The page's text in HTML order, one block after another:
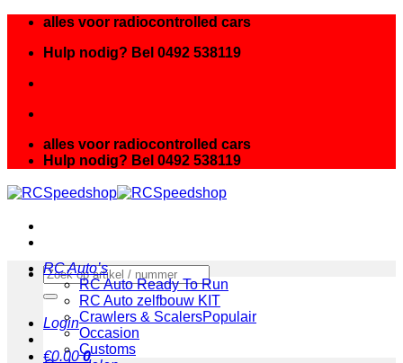
inhoud
alles voor radiocontrolled cars
Hulp nodig? Bel 0492 538119
alles voor radiocontrolled cars
Hulp nodig? Bel 0492 538119
Zoeken
naar:
Login
€0.00 0
RC Auto’s
RC Auto Ready To Run
RC Auto zelfbouw KIT
Crawlers & Scalers
Occasion
Customs